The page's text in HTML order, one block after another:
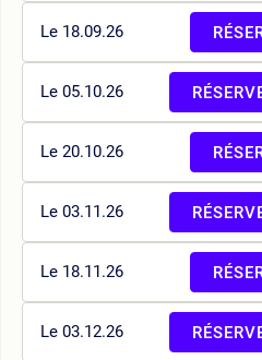
Le 18.09.26
Le 05.10.26
Le 20.10.26
Le 03.11.26
Le 18.11.26
Le 03.12.26